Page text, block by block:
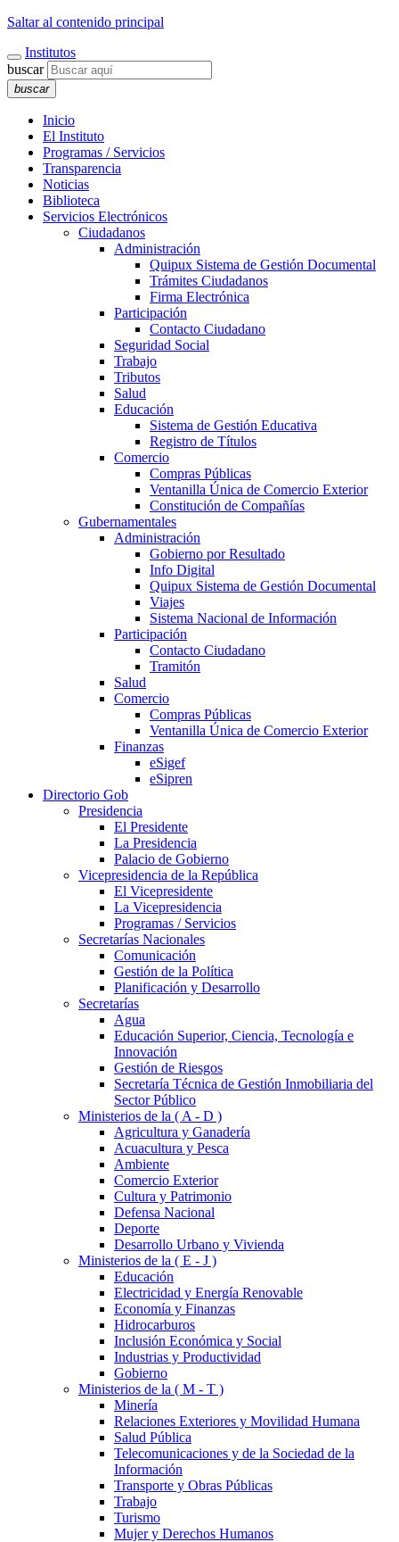
Saltar al contenido principal
Institutos
buscar
buscar
Inicio
El Instituto
Programas / Servicios
Transparencia
Noticias
Biblioteca
Servicios Electrónicos
Ciudadanos
Administración
Quipux Sistema de Gestión Documental
Trámites Ciudadanos
Firma Electrónica
Participación
Contacto Ciudadano
Seguridad Social
Trabajo
Tributos
Salud
Educación
Sistema de Gestión Educativa
Registro de Títulos
Comercio
Compras Públicas
Ventanilla Única de Comercio Exterior
Constitución de Compañías
Gubernamentales
Administración
Gobierno por Resultado
Info Digital
Quipux Sistema de Gestión Documental
Viajes
Sistema Nacional de Información
Participación
Contacto Ciudadano
Tramitón
Salud
Comercio
Compras Públicas
Ventanilla Única de Comercio Exterior
Finanzas
eSigef
eSipren
Directorio Gob
Presidencia
El Presidente
La Presidencia
Palacio de Gobierno
Vicepresidencia de la República
El Vicepresidente
La Vicepresidencia
Programas / Servicios
Secretarías Nacionales
Comunicación
Gestión de la Política
Planificación y Desarrollo
Secretarías
Agua
Educación Superior, Ciencia, Tecnología e
Innovación
Gestión de Riesgos
Secretaría Técnica de Gestión Inmobiliaria del
Sector Público
Ministerios de la ( A - D )
Agricultura y Ganadería
Acuacultura y Pesca
Ambiente
Comercio Exterior
Cultura y Patrimonio
Defensa Nacional
Deporte
Desarrollo Urbano y Vivienda
Ministerios de la ( E - J )
Educación
Electricidad y Energía Renovable
Economía y Finanzas
Hidrocarburos
Inclusión Económica y Social
Industrias y Productividad
Gobierno
Ministerios de la ( M - T )
Minería
Relaciones Exteriores y Movilidad Humana
Salud Pública
Telecomunicaciones y de la Sociedad de la
Información
Transporte y Obras Públicas
Trabajo
Turismo
Mujer y Derechos Humanos